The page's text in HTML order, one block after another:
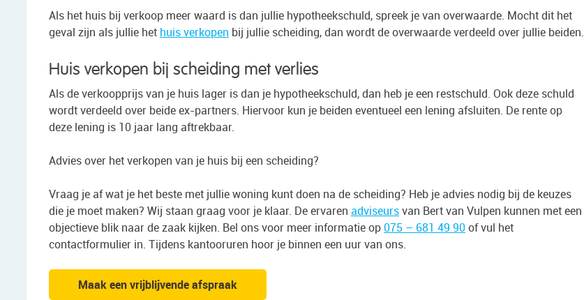
Als het huis bij verkoop meer waard is dan jullie hypotheekschuld, spreek je van overwaarde. Mocht dit het
geval zijn als jullie het huis verkopen bij jullie scheiding, dan wordt de overwaarde verdeeld over jullie beiden.
Huis verkopen bij scheiding met verlies
Als de verkoopprijs van je huis lager is dan je hypotheekschuld, dan heb je een restschuld. Ook deze schuld
wordt verdeeld over beide ex-partners. Hiervoor kun je beiden eventueel een lening afsluiten. De rente op
deze lening is 10 jaar lang aftrekbaar.
Advies over het verkopen van je huis bij een scheiding?
Vraag je af wat je het beste met jullie woning kunt doen na de scheiding? Heb je advies nodig bij de keuzes
die je moet maken? Wij staan graag voor je klaar. De ervaren adviseursvan Bert van Vulpen kunnen met een
objectieve blik naar de zaak kijken. Bel ons voor meer informatie op075 – 681 49 90of vul het
contactformulier in. Tijdens kantooruren hoor je binnen een uur van ons.
Maak een vrijblijvende afspraak